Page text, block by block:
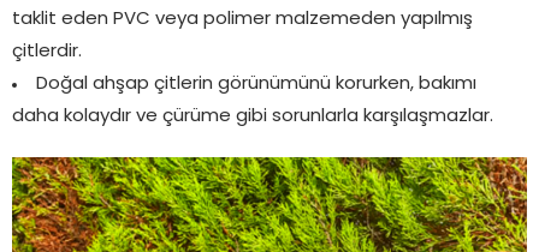
taklit eden PVC veya polimer malzemeden yapılmış
çitlerdir.
Doğal ahşap çitlerin görünümünü korurken, bakımı
daha kolaydır ve çürüme gibi sorunlarla karşılaşmazlar.